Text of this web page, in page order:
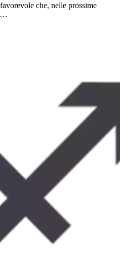
che, nelle prossime